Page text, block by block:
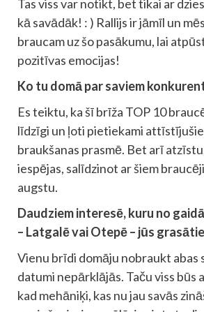
Tas viss var notikt, bet tikai ar
kā savādāk! : ) Rallijs ir jāmīl un
braucam uz šo pasākumu, lai
pozitīvas emocijas!
Ko tu domā par saviem
Es teiktu, ka šī brīža TOP 10
līdzīgi un ļoti pietiekami
braukšanas prasmē. Bet arī
iespējas, salīdzinot ar šiem
augstu.
Daudziem interesē, kuru no
– Latgalē vai Otepē – jūs
Vienu brīdi domāju nobraukt abas
datumi nepārklājās. Taču viss būs
kad mehāniķi, kas nu jau savās